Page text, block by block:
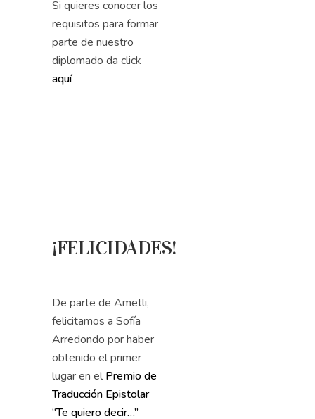
Si quieres conocer los
requisitos para formar
parte de nuestro
diplomado da click
aquí
¡FELICIDADES!
De parte de Ametli,
felicitamos a Sofía
Arredondo por haber
obtenido el primer
lugar en el Premio de
Traducción Epistolar
“Te quiero decir…”